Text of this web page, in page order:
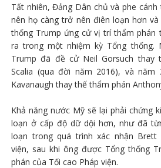
Tất nhiên, Đảng Dân chủ và phe
nên họ càng trở nên điên loạn hơn
thống Trump ứng cử vị trí thẩm phán
ra trong một nhiệm kỳ Tổng thống.
Trump đã đề cử Neil Gorsuch thay
Scalia (qua đời năm 2016), và
Kavanaugh thay thế thẩm phán
Khả năng nước Mỹ sẽ lại phải chứng
loạn ở cấp độ dữ dội hơn, như đã
loạn trong quá trình xác nhận Brett
viện, sau khi ông được Tổng thống
phán của Tối cao Pháp viện.